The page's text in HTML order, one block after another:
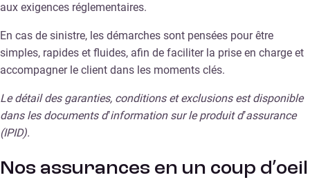
aux exigences réglementaires.
En cas de sinistre, les démarches sont pensées pour être
simples, rapides et fluides, afin de faciliter la prise en charge et
accompagner le client dans les moments clés.
Le détail des garanties, conditions et exclusions est disponible
dans les documents d’information sur le produit d’assurance
(IPID).
Nos assurances en un coup d’oeil